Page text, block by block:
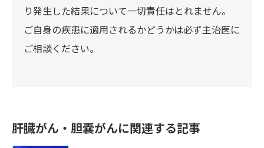
り発生した結果について一切責任はとれません。
ご自身の疾患に適用されるかどうかは必ず主治医に
ご相談ください。
肝臓がん・胆嚢がんに関連する記事